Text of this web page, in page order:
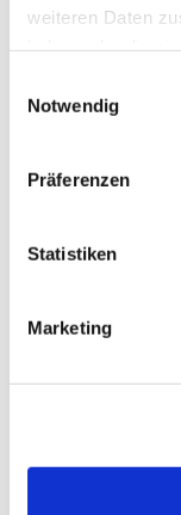
weiteren Daten
Notwendig
Präferenzen
Statistiken
Marketing